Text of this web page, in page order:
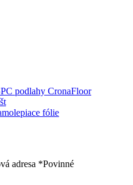
podlahy CronaFloor
fólie
adresa *Povinné